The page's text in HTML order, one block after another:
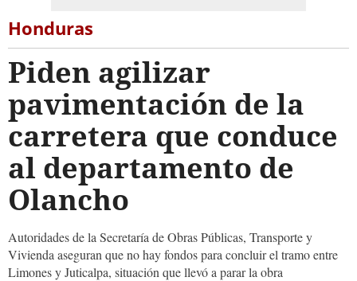
Honduras
Piden agilizar
pavimentación de la
carretera que conduce
al departamento de
Olancho
Autoridades de la Secretaría de Obras Públicas, Transporte y
Vivienda aseguran que no hay fondos para concluir el tramo entre
Limones y Juticalpa, situación que llevó a parar la obra